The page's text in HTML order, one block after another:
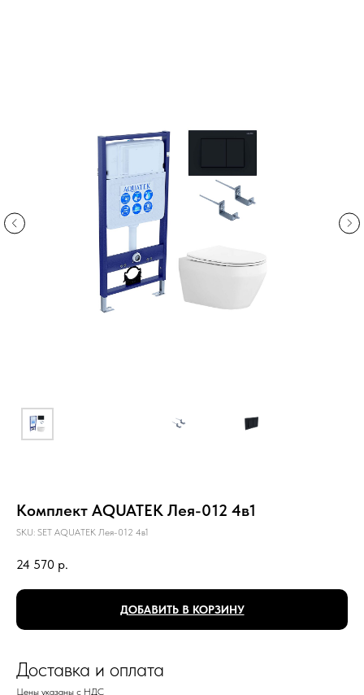
Комплект AQUATEK Лея-012 4в1
SKU: SET AQUATEK Лея-012 4в1
24 570 р.
ДОБАВИТЬ В КОРЗИНУ
Доставка и оплата
Цены указаны с НДС